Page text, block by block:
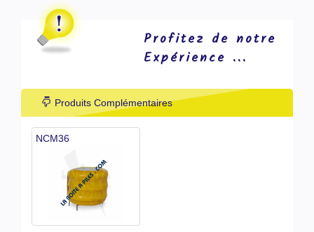
Profitez de notre
Expérience ...
Produits Complémentaires
NCM36